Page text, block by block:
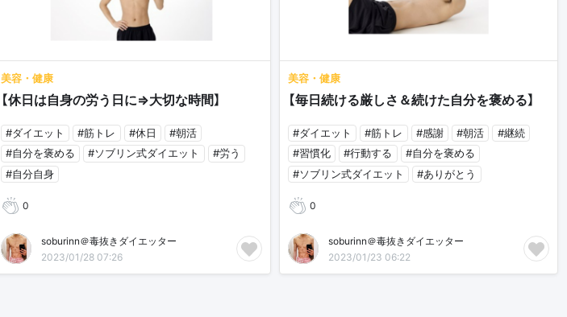
美容・健康
【休日は自身の労う日に⇒大切な時間】
#ダイエット #筋トレ #休日
#朝活
#自分を褒める
#ソブリン式ダイエット
#労う
#自分自身
0
soburinn＠毒抜きダイエッター
2023/01/28 07:26
美容・健康
【毎日続ける厳しさ＆続けた自分を褒める】
#ダイエット #筋トレ #感謝 #朝活
#継続
#習慣化
#行動する
#自分を褒める
#ソブリン式ダイエット
#ありがとう
0
soburinn＠毒抜きダイエッター
2023/01/23 06:22